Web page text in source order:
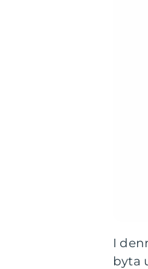
I
byta